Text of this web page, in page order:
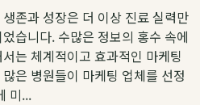
존과 성장은 더 이상 진료 실력만
습니다. 수많은 정보의 홍수 속에
는 체계적이고 효과적인 마케팅
은 병원들이 마케팅 업체를 선정
미...